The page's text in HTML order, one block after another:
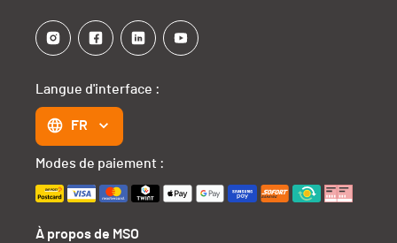
À propos de MSO
Langue d'interface :
FR
Modes de paiement :